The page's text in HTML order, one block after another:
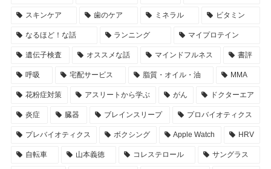
スキンケア 歯のケア ミネラル ビタミン
なるほど！な話 ランニング マイプロテイン
遺伝子検査 オススメな話 マインドフルネス 書評
呼吸 宅配サービス 脂質・オイル・油 MMA
花粉症対策 アスリートから学ぶ がん ドクターエア
炎症 臓器 ブレインスリープ プロバイオティクス
プレバイオティクス ボクシング Apple Watch HRV
自転車 山本義徳 コレステロール サングラス